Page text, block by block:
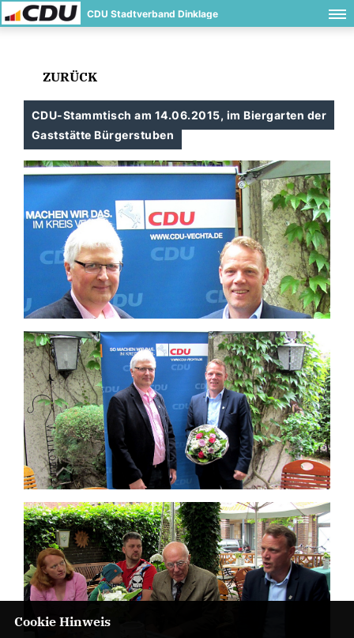
CDU Stadtverband Dinklage
ZURÜCK
CDU-Stammtisch am 14.06.2015, im Biergarten der
Gaststätte Bürgerstuben
Cookie Hinweis